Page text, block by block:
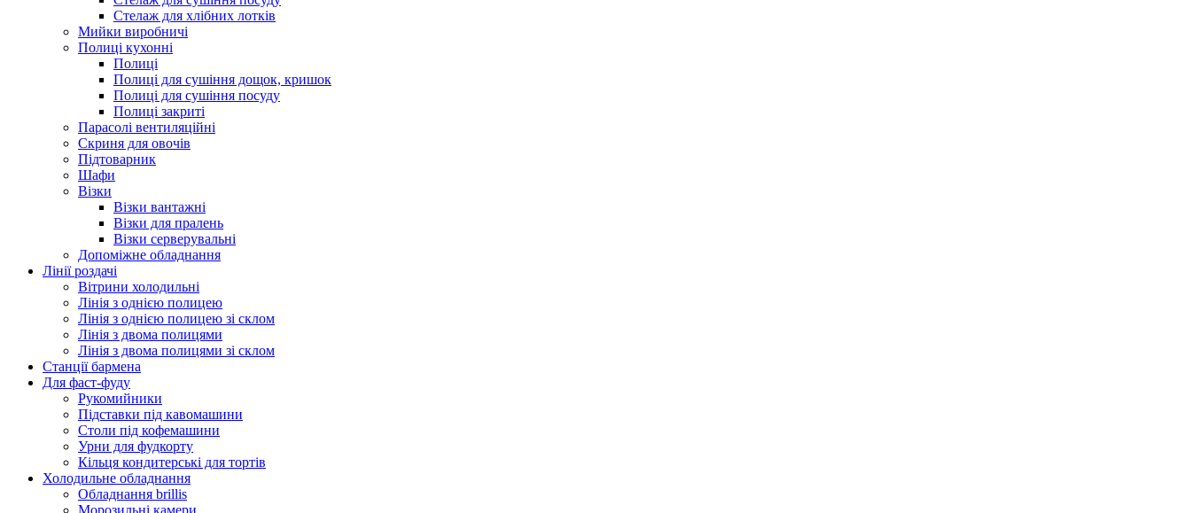
Стелаж для хлібних лотків
Мийки виробничі
Полиці кухонні
Полиці
Полиці для сушіння дощок, кришок
Полиці для сушіння посуду
Полиці закриті
Парасолі вентиляційні
Скриня для овочів
Підтоварник
Шафи
Візки
Візки вантажні
Візки для пралень
Візки серверувальні
Допоміжне обладнання
Лінії роздачі
Вітрини холодильні
Лінія з однією полицею
Лінія з однією полицею зі склом
Лінія з двома полицями
Лінія з двома полицями зі склом
Станції бармена
Для фаст-фуду
Рукомийники
Підставки під кавомашини
Столи під кофемашини
Урни для фудкорту
Кільця кондитерські для тортів
Холодильне обладнання
Обладнання brillis
Морозильні камери